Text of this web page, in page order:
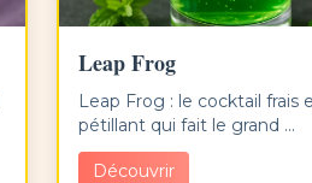
Leap Frog
Leap Frog : le cocktail frais
pétillant qui fait le grand ...
Découvrir